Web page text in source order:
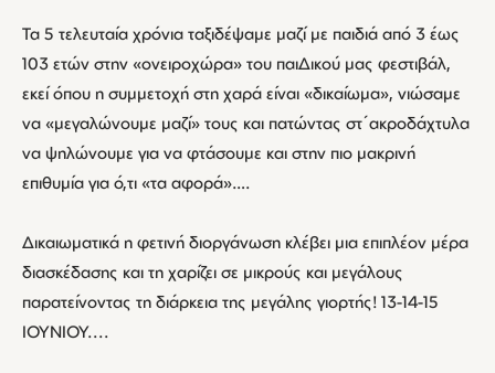
Τα 5 τελευταία χρόνια ταξιδέψαμε μαζί με παιδιά από 3 έως
103 ετών στην «ονειροχώρα» του παιΔικού μας φεστιβάλ,
εκεί όπου η συμμετοχή στη χαρά είναι «δικαίωμα», νιώσαμε
να «μεγαλώνουμε μαζί» τους και πατώντας στ΄ακροδάχτυλα
να ψηλώνουμε για να φτάσουμε και στην πιο μακρινή
επιθυμία για ό,τι «τα αφορά»….
Δικαιωματικά η φετινή διοργάνωση κλέβει μια επιπλέον μέρα
διασκέδασης και τη χαρίζει σε μικρούς και μεγάλους
παρατείνοντας τη διάρκεια της μεγάλης γιορτής! 13-14-15
IOYNIOY....